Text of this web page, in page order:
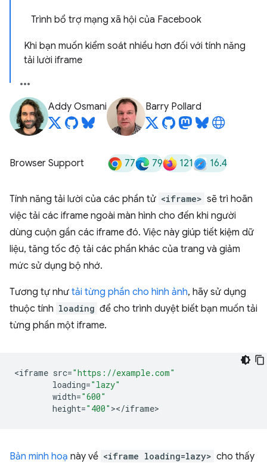
Trình bổ trợ mạng xã hội của Facebook
Khi bạn muốn kiểm soát nhiều hơn đối với tính năng
tải lười iframe
Addy Osmani Barry Pollard
Browser Support 77 79 121 16.4
Tính năng tải lười của các phần tử <iframe> sẽ trì hoãn
việc tải các iframe ngoài màn hình cho đến khi người
dùng cuộn gần các iframe đó. Việc này giúp tiết kiệm dữ
liệu, tăng tốc độ tải các phần khác của trang và giảm
mức sử dụng bộ nhớ.
Tương tự như tải từng phần cho hình ảnh, hãy sử dụng
thuộc tính loading để cho trình duyệt biết bạn muốn tải
từng phần một iframe.
<iframe src="https://example.com"
loading="lazy"
width="600"
height="400" ></iframe
Bản minh hoạ này về <iframe loading=lazy> cho thấy